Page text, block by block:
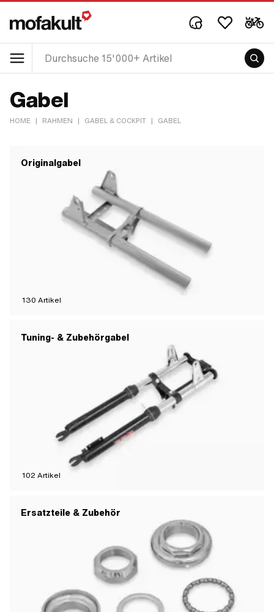
Gabel
HOME | RAHMEN | GABEL & COCKPIT | GABEL
Originalgabel
130 Artikel
Tuning- & Zubehörgabel
102 Artikel
Ersatzteile & Zubehör